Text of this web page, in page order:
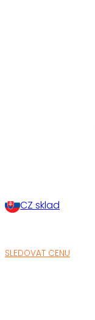
CZ sklad
SLEDOVAT CENU